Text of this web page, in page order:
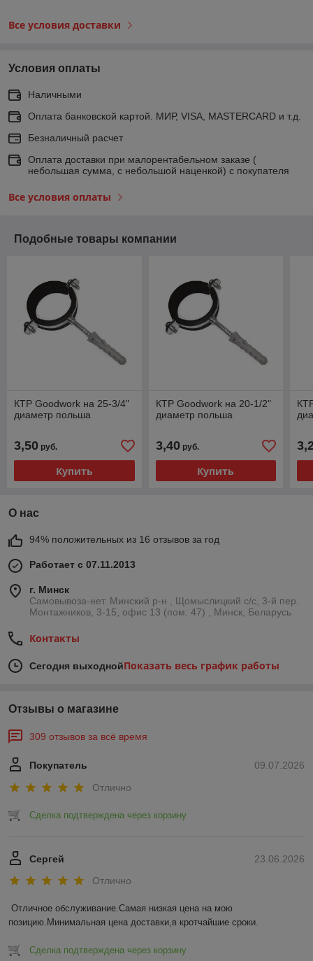
Все условия доставки
Условия оплаты
Наличными
Оплата банковской картой. МИР, VISA, MASTERCARD и т.д.
Безналичный расчет
Оплата доставки при малорентабельном заказе (
небольшая сумма, с небольшой наценкой) с покупателя
Все условия оплаты
Подобные товары компании
КТР Goodwork на 25-3/4"
диаметр польша
3,50 руб.
Купить
КТР Goodwork на 20-1/2"
диаметр польша
3,40руб.
Купить
О нас
94% положительных из 16 отзывов за год
Работает с 07.11.2013
г. Минск
Самовывоза-нет. Минский р-н , Щомыслицкий с/с, 3-й пер.
Монтажников, 3-15, офис 13 (пом. 47) , Минск, Беларусь
Контакты
Сегодня выходнойПоказать весь график работы
Отзывы о магазине
309 отзывов за всё время
09.07.2026
Покупатель
Отлично
Сделка подтверждена через корзину
23.06.2026
Сергей
Отлично
Отличное обслуживание.Самая низкая цена на мою
позицию.Минимальная цена доставки,в кротчайшие сроки.
Сделка подтверждена через корзину